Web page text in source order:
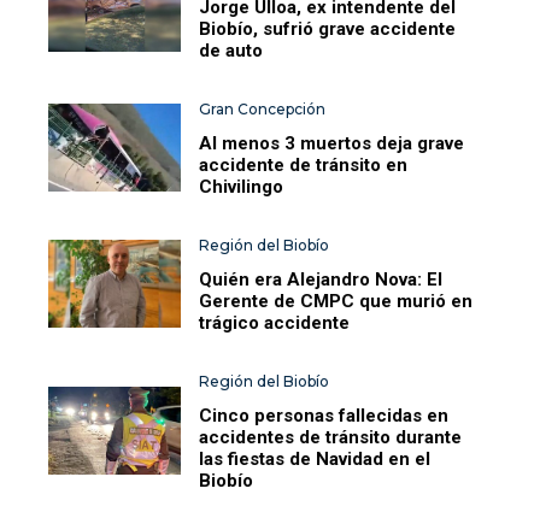
Jorge Ulloa, ex intendente del
Biobío, sufrió grave accidente
de auto
Gran Concepción
Al menos 3 muertos deja grave
accidente de tránsito en
Chivilingo
Región del Biobío
Quién era Alejandro Nova: El
Gerente de CMPC que murió en
trágico accidente
Región del Biobío
Cinco personas fallecidas en
accidentes de tránsito durante
las fiestas de Navidad en el
Biobío